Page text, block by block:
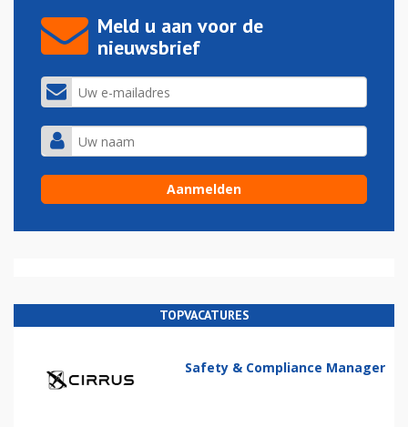
Meld u aan voor de
nieuwsbrief
TOPVACATURES
Safety & Compliance Manager